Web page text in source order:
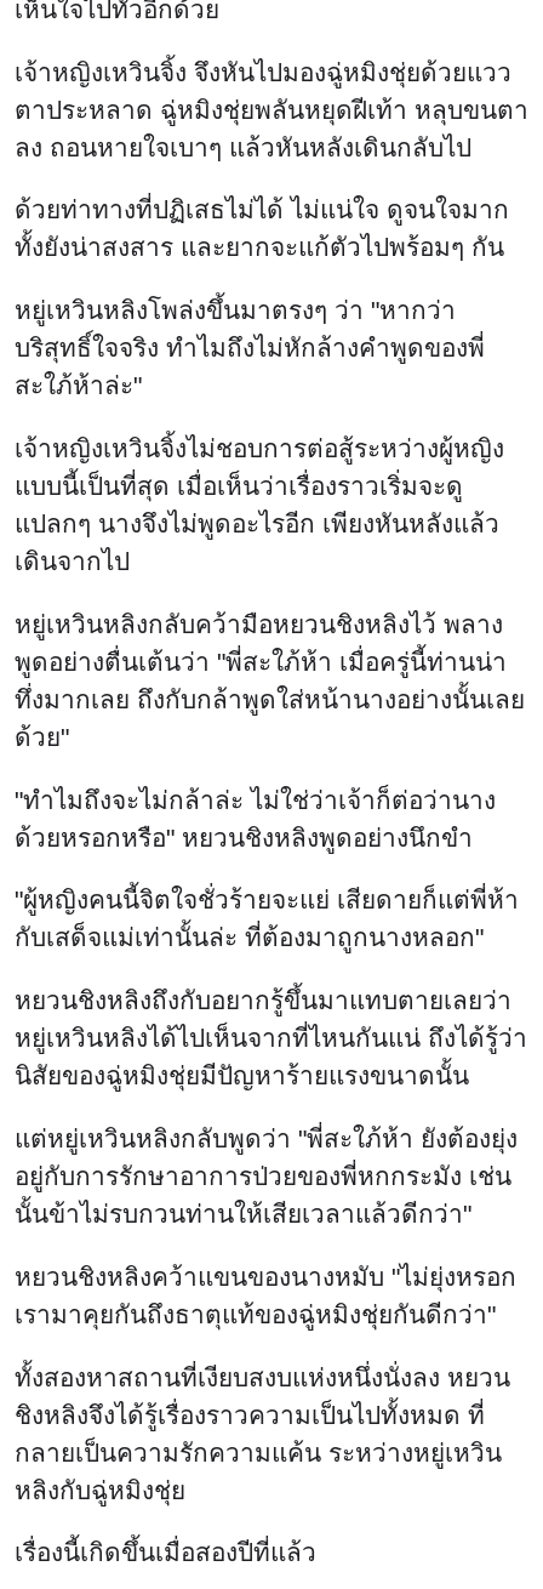
เห็นใจไปทั่วอีกด้วย
เจ้าหญิงเหวินจิ้ง จึงหันไปมองฉู่หมิงชุ่ยด้วยแวว
ตาประหลาด ฉู่หมิงชุ่ยพลันหยุดฝีเท้า หลุบขนตา
ลง ถอนหายใจเบาๆ แล้วหันหลังเดินกลับไป
ด้วยท่าทางที่ปฏิเสธไม่ได้ ไม่แน่ใจ ดูจนใจมาก
ทั้งยังน่าสงสาร และยากจะแก้ตัวไปพร้อมๆ กัน
หยู่เหวินหลิงโพล่งขึ้นมาตรงๆ ว่า "หากว่า
บริสุทธิ์ใจจริง ทำไมถึงไม่หักล้างคำพูดของพี่
สะใภ้ห้าล่ะ"
เจ้าหญิงเหวินจิ้งไม่ชอบการต่อสู้ระหว่างผู้หญิง
แบบนี้เป็นที่สุด เมื่อเห็นว่าเรื่องราวเริ่มจะดู
แปลกๆ นางจึงไม่พูดอะไรอีก เพียงหันหลังแล้ว
เดินจากไป
หยู่เหวินหลิงกลับคว้ามือหยวนชิงหลิงไว้ พลาง
พูดอย่างตื่นเต้นว่า "พี่สะใภ้ห้า เมื่อครู่นี้ท่านน่า
ทึ่งมากเลย ถึงกับกล้าพูดใส่หน้านางอย่างนั้นเลย
ด้วย"
"ทำไมถึงจะไม่กล้าล่ะ ไม่ใช่ว่าเจ้าก็ต่อว่านาง
ด้วยหรอกหรือ" หยวนชิงหลิงพูดอย่างนึกขำ